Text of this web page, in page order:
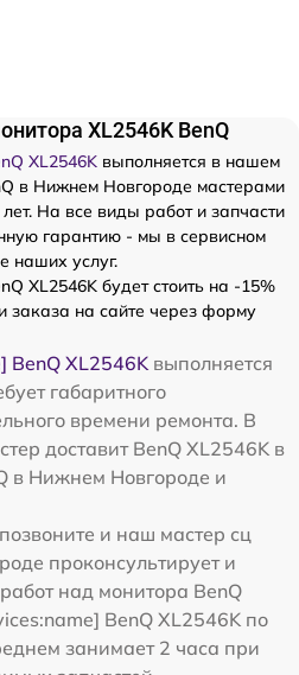
XL2546K BenQ
XL2546K выполняется в нашем
в Нижнем Новгороде мастерами
На все виды работ и запчасти
гарантию - мы в сервисном
наших услуг.
XL2546K будет стоить на -15%
на сайте через форму
BenQ XL2546K выполняется
габаритного
времени ремонта. В
доставит BenQ XL2546K в
в Нижнем Новгороде и
и наш мастер сц
проконсультирует и
над монитора BenQ
BenQ XL2546K по
занимает 2 часа при